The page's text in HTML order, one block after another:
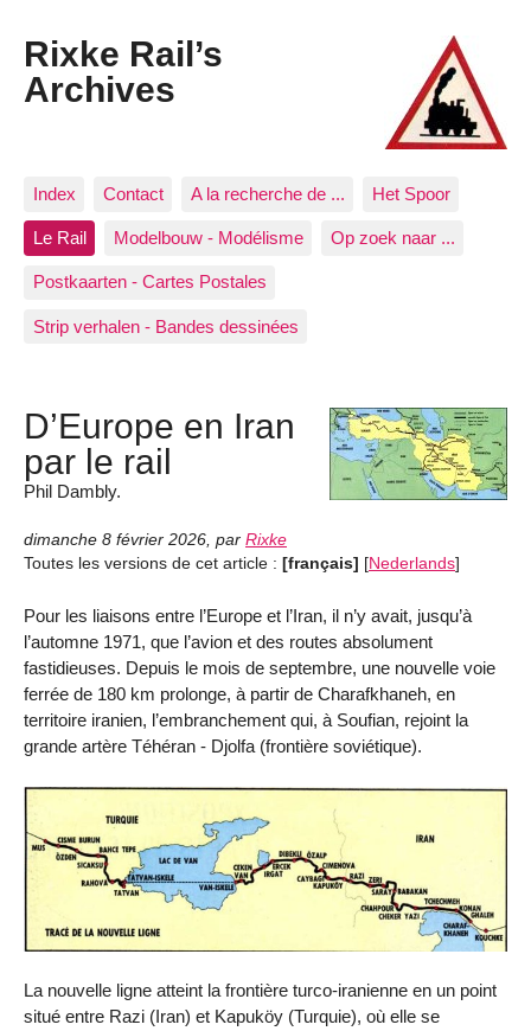
Rixke Rail’s
Archives
Index Contact A la recherche de ... Het Spoor
Le Rail Modelbouw - Modélisme Op zoek naar ...
Postkaarten - Cartes Postales
Strip verhalen - Bandes dessinées
D’Europe en Iran
par le rail
Phil Dambly.
dimanche 8 février 2026, par Rixke
Toutes les versions de cet article : [français] [Nederlands]
Pour les liaisons entre l’Europe et l’Iran, il n’y avait, jusqu’à
l’automne 1971, que l’avion et des routes absolument
fastidieuses. Depuis le mois de septembre, une nouvelle voie
ferrée de 180 km prolonge, à partir de Charafkhaneh, en
territoire iranien, l’embranchement qui, à Soufian, rejoint la
grande artère Téhéran - Djolfa (frontière soviétique).
La nouvelle ligne atteint la frontière turco-iranienne en un point
situé entre Razi (Iran) et Kapuköy (Turquie), où elle se